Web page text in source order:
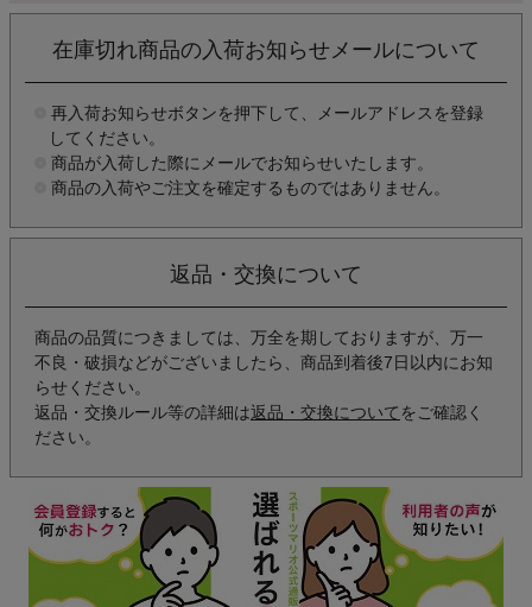
在庫切れ商品の入荷お知らせメールについて
再入荷お知らせボタンを押下して、メールアドレスを登録
してください。
商品が入荷した際にメールでお知らせいたします。
商品の入荷やご注文を確定するものではありません。
返品・交換について
商品の品質につきましては、万全を期しておりますが、万一
不良・破損などがございましたら、商品到着後7日以内にお知
らせください。
返品・交換ルール等の詳細は返品・交換について をご確認く
ださい。